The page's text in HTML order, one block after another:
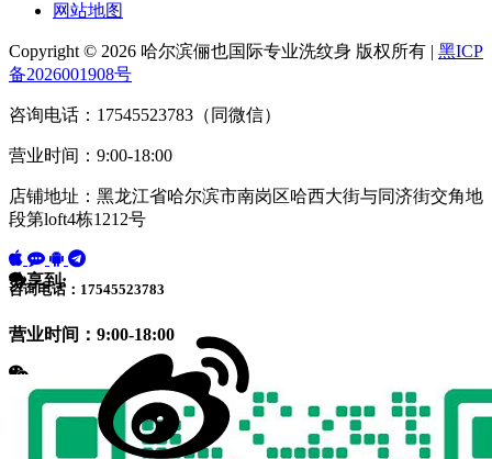
网站地图
Copyright © 2026 哈尔滨俪也国际专业洗纹身 版权所有 | 黑ICP
备2026001908号
咨询电话：17545523783（同微信）
营业时间：9:00-18:00
店铺地址：黑龙江省哈尔滨市南岗区哈西大街与同济街交角地
段第loft4栋1212号
咨询电话：17545523783
营业时间：9:00-18:00
分享到: